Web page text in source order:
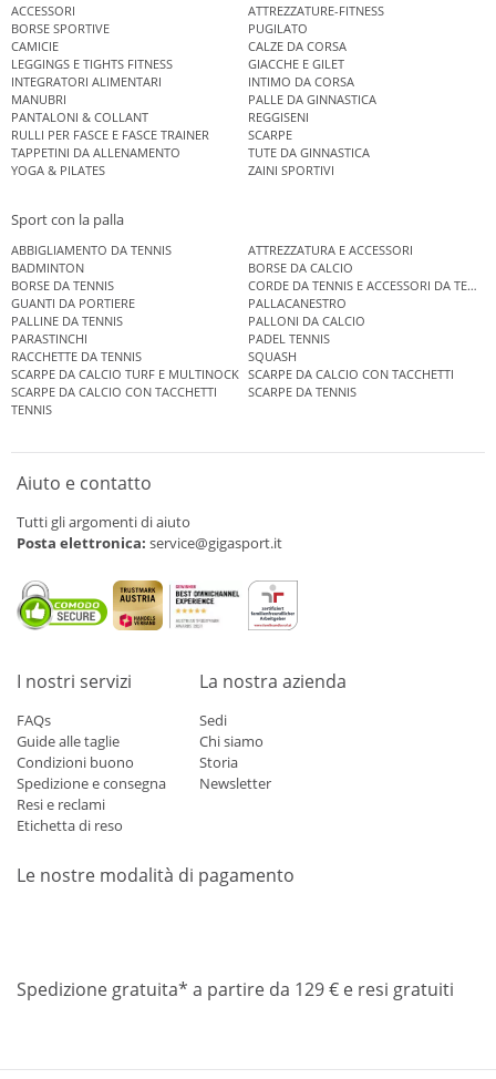
ACCESSORI
ATTREZZATURE-FITNESS
BORSE SPORTIVE
PUGILATO
CAMICIE
CALZE DA CORSA
LEGGINGS E TIGHTS FITNESS
GIACCHE E GILET
INTEGRATORI ALIMENTARI
INTIMO DA CORSA
MANUBRI
PALLE DA GINNASTICA
PANTALONI & COLLANT
REGGISENI
RULLI PER FASCE E FASCE TRAINER
SCARPE
TAPPETINI DA ALLENAMENTO
TUTE DA GINNASTICA
YOGA & PILATES
ZAINI SPORTIVI
Sport con la palla
ABBIGLIAMENTO DA TENNIS
ATTREZZATURA E ACCESSORI
BADMINTON
BORSE DA CALCIO
BORSE DA TENNIS
CORDE DA TENNIS E ACCESSORI DA TENNIS
GUANTI DA PORTIERE
PALLACANESTRO
PALLINE DA TENNIS
PALLONI DA CALCIO
PARASTINCHI
PADEL TENNIS
RACCHETTE DA TENNIS
SQUASH
SCARPE DA CALCIO TURF E MULTINOCK SCARPE DA CALCIO CON TACCHETTI
SCARPE DA CALCIO CON TACCHETTI
SCARPE DA TENNIS
TENNIS
Aiuto e contatto
Tutti gli argomenti di aiuto
Posta elettronica: service@gigasport.it
I nostri servizi
FAQs
Guide alle taglie
Condizioni buono
Spedizione e consegna
Resi e reclami
Etichetta di reso
La nostra azienda
Sedi
Chi siamo
Storia
Newsletter
Le nostre modalità di pagamento
Spedizione gratuita* a partire da 129 € e resi gratuiti